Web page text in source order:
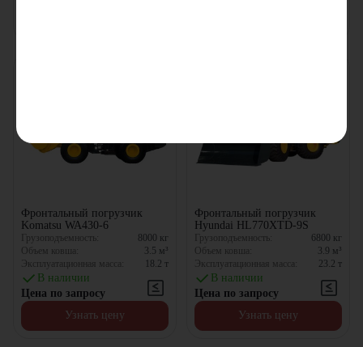
Фронтальный погрузчик
Komatsu WA430-6
Грузоподъемность: 8000 кг
Объем ковша:
3.5 м³
Эксплуатационная масса:
18.2 т
В наличии
Цена по запросу
Узнать цену
Фронтальный погрузчик
Hyundai HL770XTD-9S
Грузоподъемность: 6800 кг
Объем ковша:
3.9 м³
Эксплуатационная масса:
23.2 т
В наличии
Цена по запросу
Узнать цену